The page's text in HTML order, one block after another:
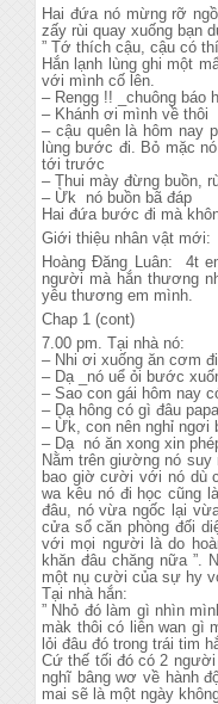
Hai đứa nó mừng rỡ
zấy rùi quay xuống bạn
” Tớ thích cậu, cậu có
Hắn lạnh lùng ghi một
với mình cố lên.
– Rengg !! _chuông báo
– Khánh ơi mình về thôi
– cậu quên là hôm nay
lùng bước đi. Bỏ mặc
tới trước
– Thui mày đừng buồn,
– Ừk nó buồn bã đáp
Hai đứa bước đi mà
Giới thiệu nhân vật mới:
Hoàng Đăng Luân: 4t
người mà hắn thương
yêu thương em mình.
Chap 1 (cont)
7.00 pm. Tại nhà nó:
– Nhi ơi xuống ăn cơm
– Dạ _nó uể ỏi bước
– Sao con gái hôm nay
– Dạ hông có gì đâu
– Ừk, con nên nghỉ ngơi
– Dạ nó ăn xong xin
Nằm trên giường nó
bao giờ cười với nó dù
wa kêu nó đi học cũng
đâu, nó vừa ngốc lại
cửa sổ căn phòng đối
với mọi người là do
khăn đâu chăng nữa
một nụ cười của sự hy
Tại nhà hắn:
” Nhỏ đó làm gì nhìn
màk thôi có liên wan gì
lỏi đâu đó trong trái tim
Cứ thế tối đó có 2
nghĩ bâng wơ về hành
mai sẽ là một ngày